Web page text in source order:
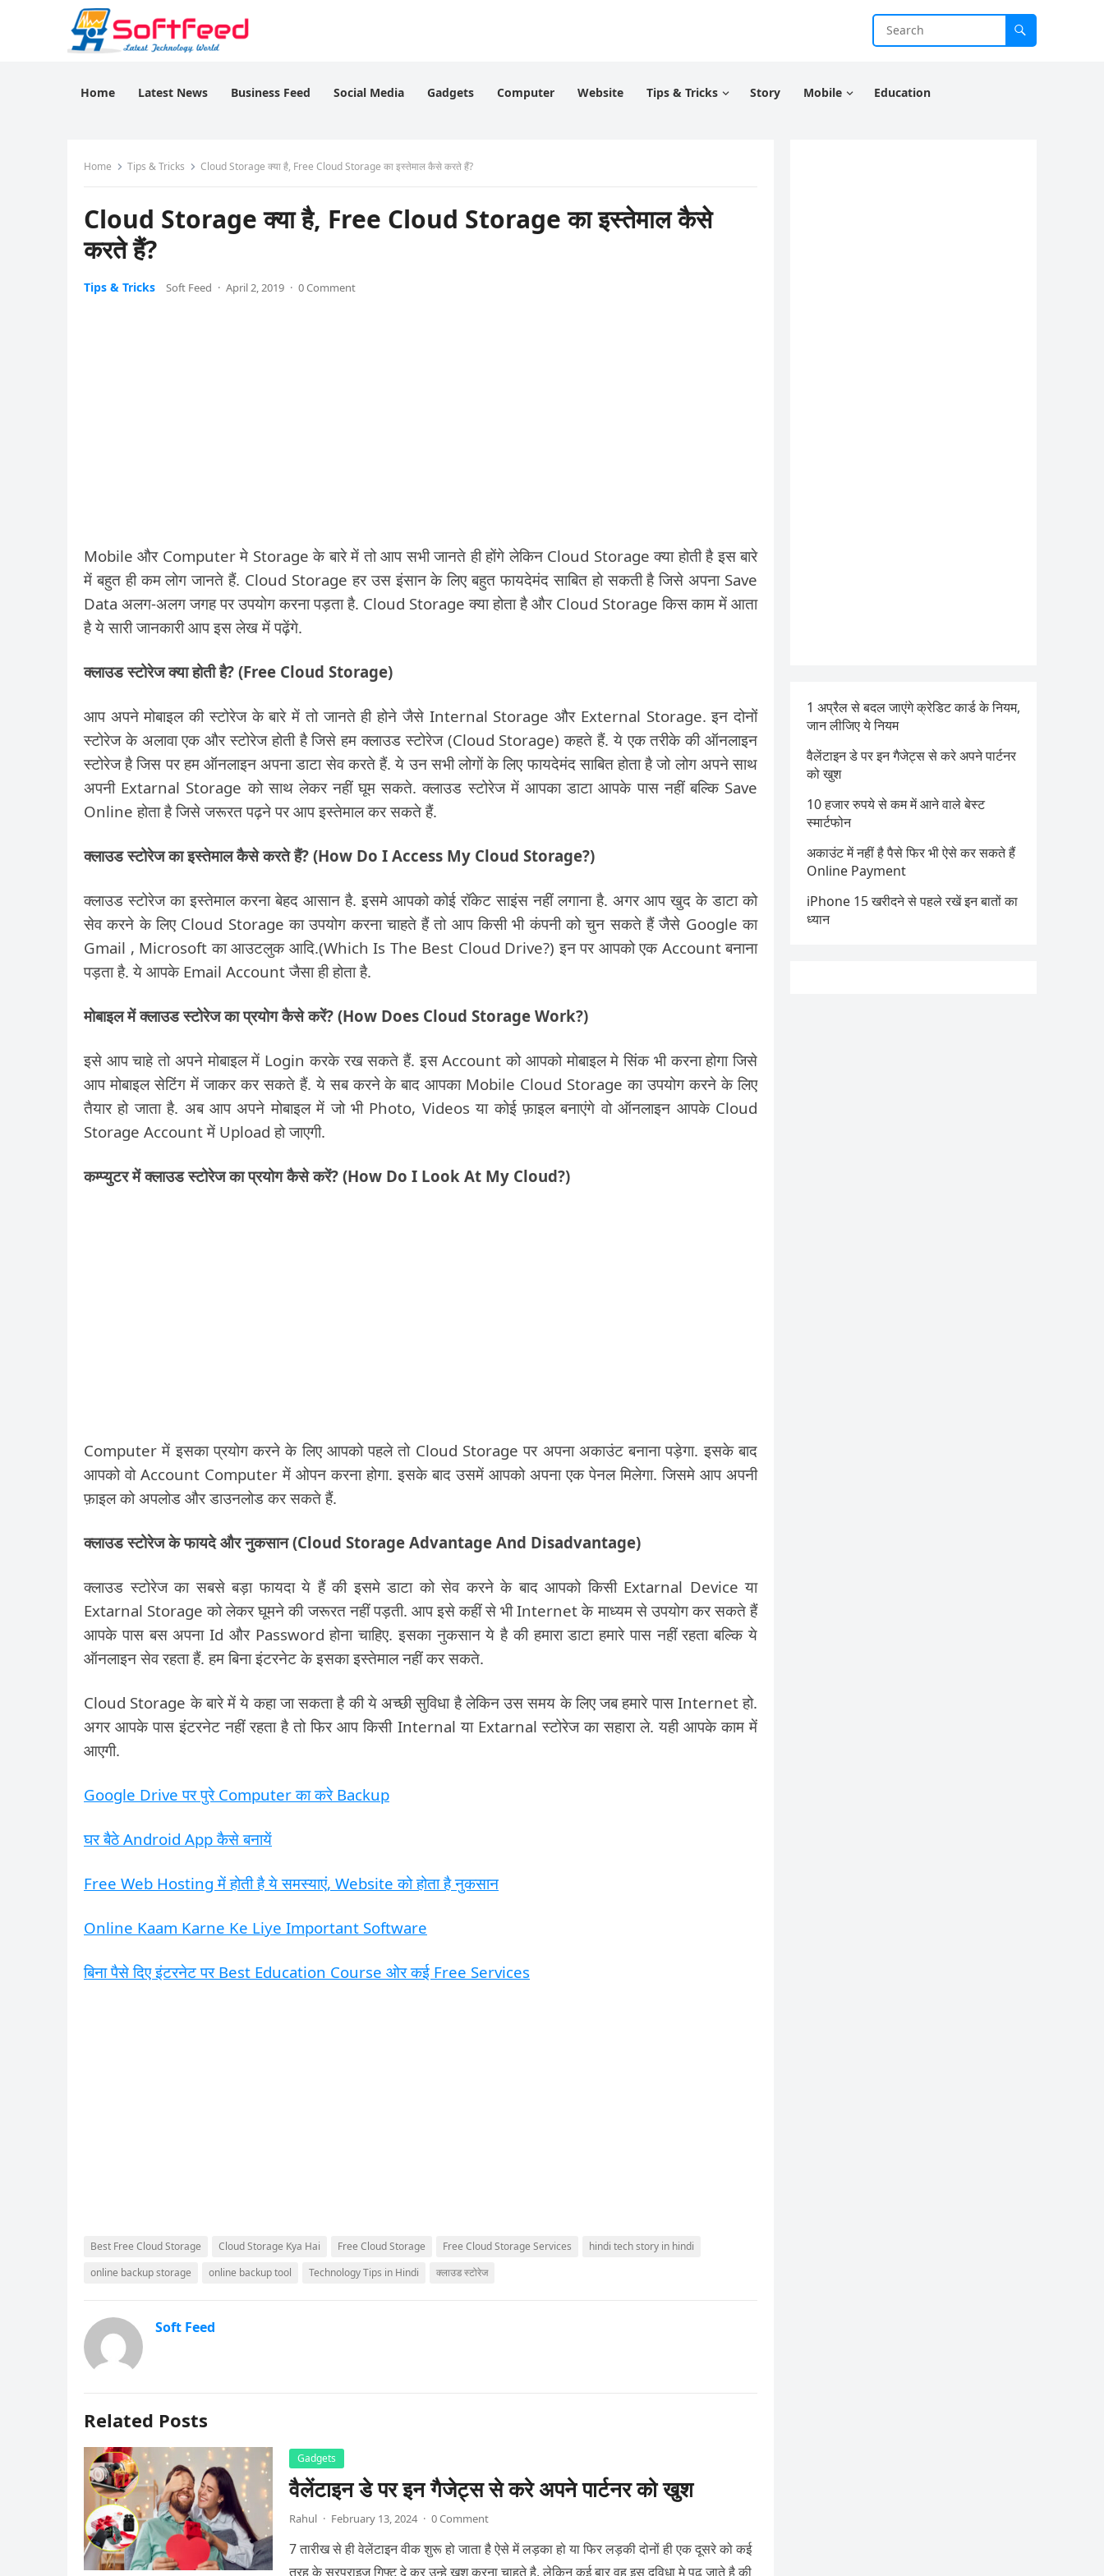
Home Latest News Business Feed Social Media Gadgets Computer Website Tips & Tricks Story Mobile Education
Home Tips & Tricks Cloud Storage क्या है, Free Cloud Storage का इस्तेमाल कैसे करते हैं?
Cloud Storage क्या है, Free Cloud Storage का इस्तेमाल कैसे
करते हैं?
Tips & Tricks Soft Feed · April 2, 2019 · 0 Comment
Mobile और Computer मे Storage के बारे में तो आप सभी जानते ही होंगे लेकिन Cloud Storage क्या होती है इस बारे
में बहुत ही कम लोग जानते हैं. Cloud Storage हर उस इंसान के लिए बहुत फायदेमंद साबित हो सकती है जिसे अपना Save
Data अलग-अलग जगह पर उपयोग करना पड़ता है. Cloud Storage क्या होता है और Cloud Storage किस काम में आता
है ये सारी जानकारी आप इस लेख में पढ़ेंगे.
क्लाउड स्टोरेज क्या होती है? (Free Cloud Storage)
आप अपने मोबाइल की स्टोरेज के बारे में तो जानते ही होने जैसे Internal Storage और External Storage. इन दोनों
स्टोरेज के अलावा एक और स्टोरेज होती है जिसे हम क्लाउड स्टोरेज (Cloud Storage) कहते हैं. ये एक तरीके की ऑनलाइन
स्टोरेज है जिस पर हम ऑनलाइन अपना डाटा सेव करते हैं. ये उन सभी लोगों के लिए फायदेमंद साबित होता है जो लोग अपने साथ
अपनी Extarnal Storage को साथ लेकर नहीं घूम सकते. क्लाउड स्टोरेज में आपका डाटा आपके पास नहीं बल्कि Save
Online होता है जिसे जरूरत पढ़ने पर आप इस्तेमाल कर सकते हैं.
क्लाउड स्टोरेज का इस्तेमाल कैसे करते हैं? (How Do I Access My Cloud Storage?)
क्लाउड स्टोरेज का इस्तेमाल करना बेहद आसान है. इसमे आपको कोई रॉकेट साइंस नहीं लगाना है. अगर आप खुद के डाटा को
सेव करने के लिए Cloud Storage का उपयोग करना चाहते हैं तो आप किसी भी कंपनी को चुन सकते हैं जैसे Google का
Gmail , Microsoft का आउटलुक आदि.(Which Is The Best Cloud Drive?) इन पर आपको एक Account बनाना
पड़ता है. ये आपके Email Account जैसा ही होता है.
मोबाइल में क्लाउड स्टोरेज का प्रयोग कैसे करें? (How Does Cloud Storage Work?)
इसे आप चाहे तो अपने मोबाइल में Login करके रख सकते हैं. इस Account को आपको मोबाइल मे सिंक भी करना होगा जिसे
आप मोबाइल सेटिंग में जाकर कर सकते हैं. ये सब करने के बाद आपका Mobile Cloud Storage का उपयोग करने के लिए
तैयार हो जाता है. अब आप अपने मोबाइल में जो भी Photo, Videos या कोई फ़ाइल बनाएंगे वो ऑनलाइन आपके Cloud
Storage Account में Upload हो जाएगी.
कम्प्युटर में क्लाउड स्टोरेज का प्रयोग कैसे करें? (How Do I Look At My Cloud?)
Computer में इसका प्रयोग करने के लिए आपको पहले तो Cloud Storage पर अपना अकाउंट बनाना पड़ेगा. इसके बाद
आपको वो Account Computer में ओपन करना होगा. इसके बाद उसमें आपको अपना एक पेनल मिलेगा. जिसमे आप अपनी
फ़ाइल को अपलोड और डाउनलोड कर सकते हैं.
क्लाउड स्टोरेज के फायदे और नुकसान (Cloud Storage Advantage And Disadvantage)
क्लाउड स्टोरेज का सबसे बड़ा फायदा ये हैं की इसमे डाटा को सेव करने के बाद आपको किसी Extarnal Device या
Extarnal Storage को लेकर घूमने की जरूरत नहीं पड़ती. आप इसे कहीं से भी Internet के माध्यम से उपयोग कर सकते हैं
आपके पास बस अपना Id और Password होना चाहिए. इसका नुकसान ये है की हमारा डाटा हमारे पास नहीं रहता बल्कि ये
ऑनलाइन सेव रहता हैं. हम बिना इंटरनेट के इसका इस्तेमाल नहीं कर सकते.
Cloud Storage के बारे में ये कहा जा सकता है की ये अच्छी सुविधा है लेकिन उस समय के लिए जब हमारे पास Internet हो.
अगर आपके पास इंटरनेट नहीं रहता है तो फिर आप किसी Internal या Extarnal स्टोरेज का सहारा ले. यही आपके काम में
आएगी.
Google Drive पर पुरे Computer का करे Backup
घर बैठे Android App कैसे बनायें
Free Web Hosting में होती है ये समस्याएं, Website को होता है नुकसान
Online Kaam Karne Ke Liye Important Software
बिना पैसे दिए इंटरनेट पर Best Education Course ओर कई Free Services
Best Free Cloud Storage Cloud Storage Kya Hai Free Cloud Storage Free Cloud Storage Services
hindi tech story in hindi
online backup storage
online backup tool Technology Tips in Hindi क्लाउड स्टोरेज
Soft Feed
Related Posts
Gadgets
वैलेंटाइन डे पर इन गैजेट्स से करे अपने पार्टनर को खुश
Rahul · February 13, 2024 · 0 Comment
7 तारीख से ही वेलेंटाइन वीक शुरू हो जाता है ऐसे में लड़का हो या फिर लड़की दोनों ही एक दूसरे को कई
तरह के सरप्राइज गिफ्ट दे कर उन्हे खुश करना चाहते है, लेकिन कई बार वह इस दुविधा मे पढ़ जाते है की
1 अप्रैल से बदल जाएंगे क्रेडिट कार्ड के नियम,
जान लीजिए ये नियम
वैलेंटाइन डे पर इन गैजेट्स से करे अपने पार्टनर
को खुश
10 हजार रुपये से कम में आने वाले बेस्ट
स्मार्टफोन
अकाउंट में नहीं है पैसे फिर भी ऐसे कर सकते हैं
Online Payment
iPhone 15 खरीदने से पहले रखें इन बातों का
ध्यान